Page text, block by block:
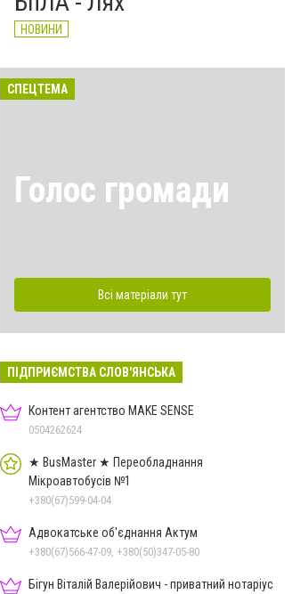
НОВИНИ
СПЕЦТЕМА
Голос громади
Всі матеріали тут
ПІДПРИЄМСТВА СЛОВ'ЯНСЬКА
Контент агентство MAKE SENSE
0504262624
★ BusMaster ★ Переобладнання
Мікроавтобусів №1
+380(67)599-04-04
Адвокатське об'єднання Актум
+380(67)566-47-09, +380(50)347-05-80
Бігун Віталій Валерійович - приватний нотаріус